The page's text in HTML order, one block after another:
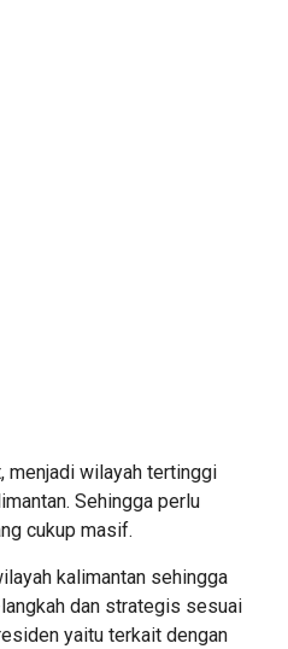
menjadi wilayah tertinggi
Sehingga perlu
cukup masif.
kalimantan sehingga
dan strategis sesuai
yaitu terkait dengan